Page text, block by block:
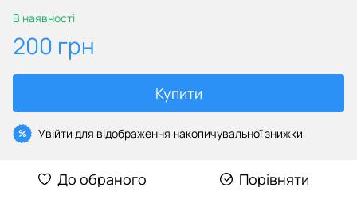
В наявності
200 грн
Купити
% Увійти для відображення накопичувальної знижки
До обраного Порівняти